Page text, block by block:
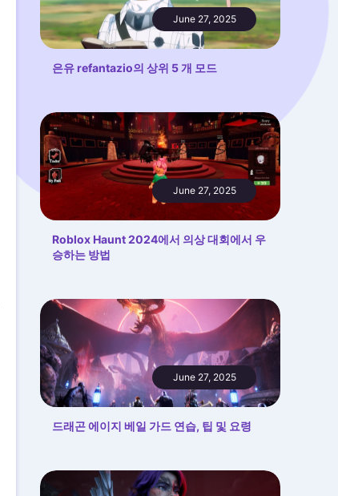
June 27, 2025
은유 refantazio의 상위 5 개 모드
June 27, 2025
Roblox Haunt 2024에서 의상 대회에서 우
승하는 방법
June 27, 2025
드래곤 에이지 베일 가드 연습, 팁 및 요령